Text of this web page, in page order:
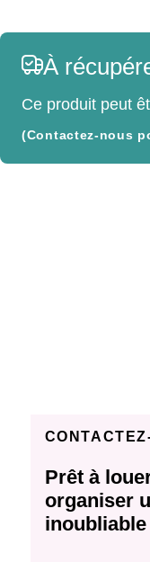
À
Ce produit peut
(Contactez-nous
Prêt à
organiser
inoubliable